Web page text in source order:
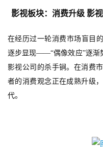
茶
原
创
游
影视板块：消费升级 影
在经历过一轮消费市场盲目
逐步显现——“偶像效应”逐渐
影视公司的杀手锏。在消费
者的消费观念正在成熟升级
代。